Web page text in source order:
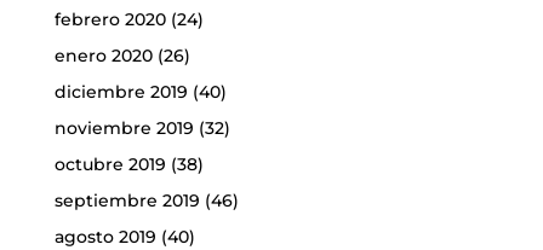
febrero 2020(24)
enero 2020(26)
diciembre 2019 (40)
noviembre 2019 (32)
octubre 2019 (38)
septiembre 2019 (46)
agosto 2019 (40)